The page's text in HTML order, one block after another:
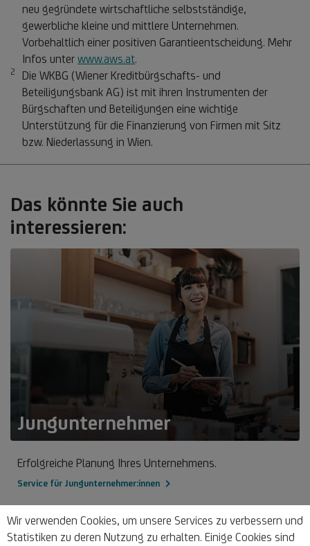
Wir verwenden Cookies, um unsere Services zu verbessern und
Statistiken zu deren Nutzung zu erhalten. Einige Cookies sind
neu gegründete wirtschaftliche selbstständige,
gewerbliche kleine und mittlere Unternehmen.
Vorbehaltlich einer positiven Garantieentscheidung. Mehr
Infos unter www.aws.at.
2 Fußnote 2
Die WKBG (Wiener Kreditbürgschafts- und
Beteiligungsbank AG) ist mit ihren Instrumenten der
Bürgschaften und Beteiligungen eine wichtige
Unterstützung für die Finanzierung von Firmen mit Sitz
bzw. Niederlassung in Wien.
Das könnte Sie auch
interessieren:
Jungunternehmer
Erfolgreiche Planung Ihres Unternehmens.
Service für Jungunternehmer:innen
1/3